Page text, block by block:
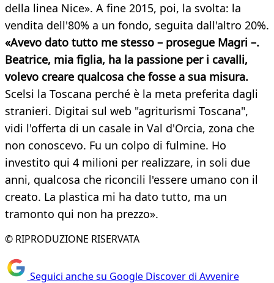
della linea Nice». A fine 2015, poi, la svolta: la
vendita dell'80% a un fondo, seguita dall'altro 20%.
«Avevo dato tutto me stesso – prosegue Magri –.
Beatrice, mia figlia, ha la passione per i cavalli,
volevo creare qualcosa che fosse a sua misura.
Scelsi la Toscana perché è la meta preferita dagli
stranieri. Digitai sul web "agriturismi Toscana",
vidi l'offerta di un casale in Val d'Orcia, zona che
non conoscevo. Fu un colpo di fulmine. Ho
investito qui 4 milioni per realizzare, in soli due
anni, qualcosa che riconcili l'essere umano con il
creato. La plastica mi ha dato tutto, ma un
tramonto qui non ha prezzo».
© RIPRODUZIONE RISERVATA
Seguici anche su Google Discover di Avvenire